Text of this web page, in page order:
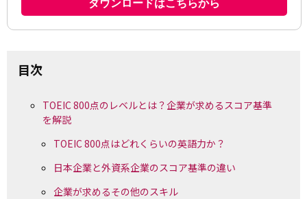
目次
TOEIC 800点のレベルとは？企業が求めるスコア基準
を解説
TOEIC 800点はどれくらいの英語力か？
日本企業と外資系企業のスコア基準の違い
企業が求めるその他のスキル